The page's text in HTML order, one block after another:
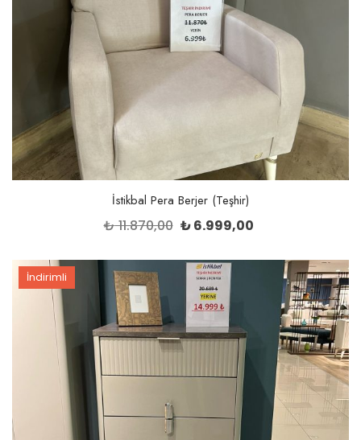
İstikbal Pera Berjer (Teşhir)
₺11.870,00 Orijinal
₺ 11.870,00.
₺6.999,00
fiyat:
₺ 6.999,00.
İndirimli